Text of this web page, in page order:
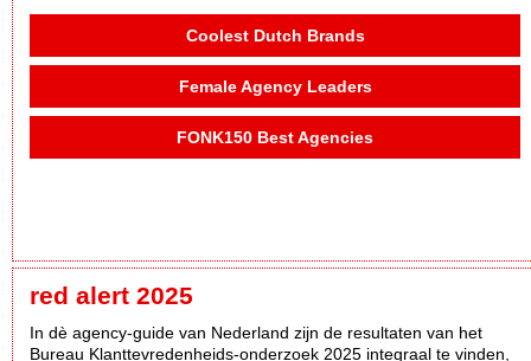
Coolest Dutch Brands
Female Agency Leaders
FONK150 Best Agencies
red alert 2025
In dè agency-guide van Nederland zijn de resultaten van het
Bureau Klanttevredenheids-onderzoek 2025 integraal te vinden,